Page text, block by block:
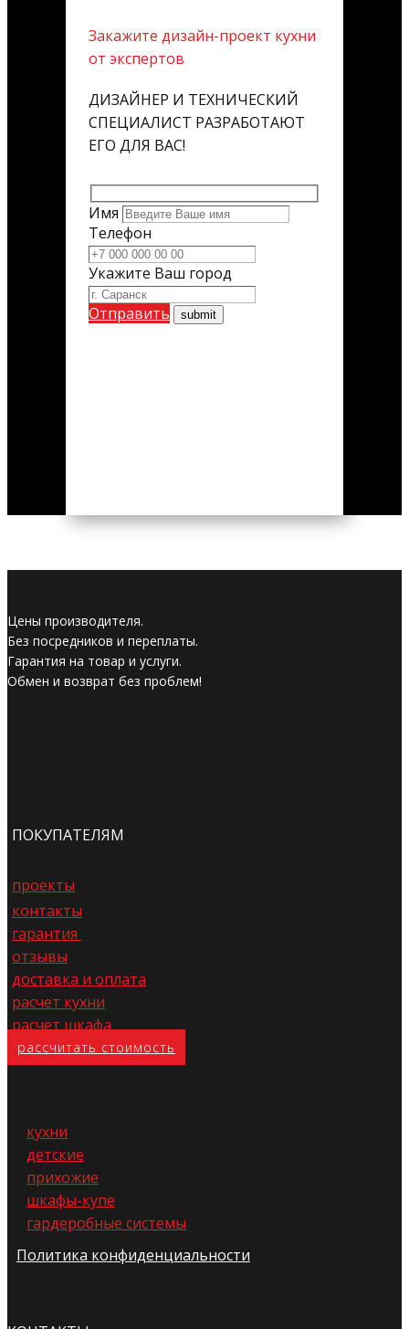
Закажите дизайн-проект кухни
от экспертов
ДИЗАЙНЕР И ТЕХНИЧЕСКИЙ
СПЕЦИАЛИСТ РАЗРАБОТАЮТ
ЕГО ДЛЯ ВАС!
Имя
Телефон
Укажите Ваш город
Отправить
Цены производителя.
Без посредников и переплаты.
Гарантия на товар и услуги.
Обмен и возврат без проблем!
ПОКУПАТЕЛЯМ
проекты
контакты
гарантия
отзывы
доставка и оплата
расчет кухни
расчет шкафа
расс​читать стоимость
кухни
детские
прихожие
шкафы-купе
гардеробные системы
Политика конфиденциальности